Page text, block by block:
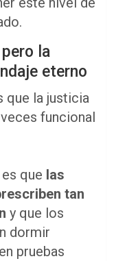
la
eterno
que la justicia
funcional
que las
tan
y que los
dormir
pruebas